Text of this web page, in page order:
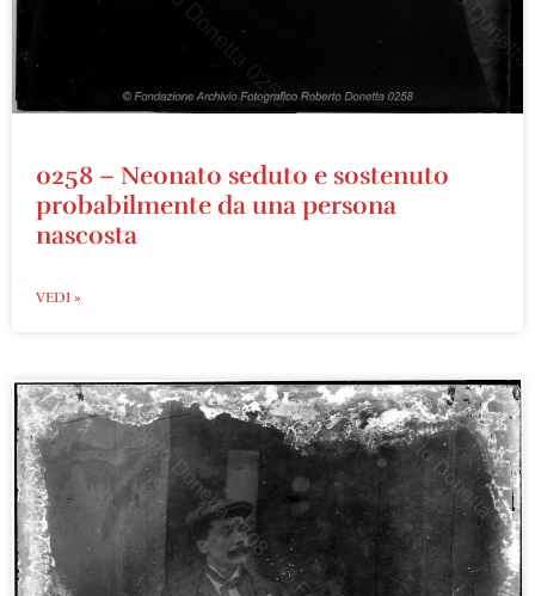
0258 – Neonato seduto e sostenuto
probabilmente da una persona
nascosta
VEDI »